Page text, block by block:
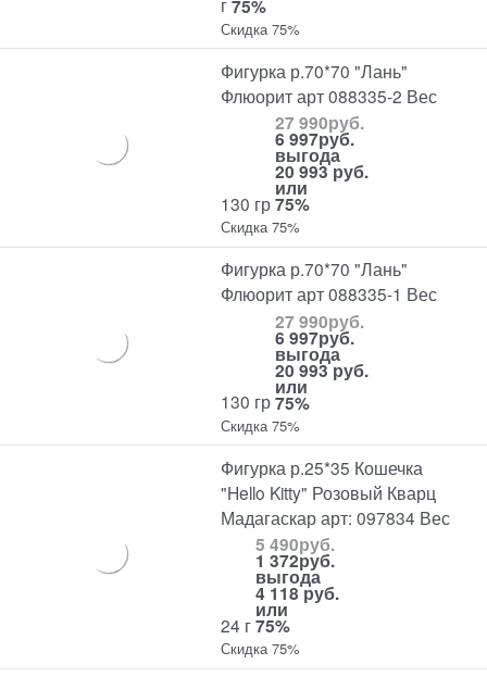
г75%
Скидка 75%
Фигурка р.70*70 "Лань"
Флюорит арт 088335-2 Вес
130 гр
27 990руб.
6 997руб.
выгода
20 993 руб.
или
75%
Скидка 75%
Фигурка р.70*70 "Лань"
Флюорит арт 088335-1 Вес
130 гр
27 990руб.
6 997руб.
выгода
20 993 руб.
или
75%
Скидка 75%
Фигурка р.25*35 Кошечка
"Hello Kitty" Розовый Кварц
Мадагаскар арт: 097834 Вес
24 г
5 490руб.
1 372руб.
выгода
4 118 руб.
или
75%
Скидка 75%